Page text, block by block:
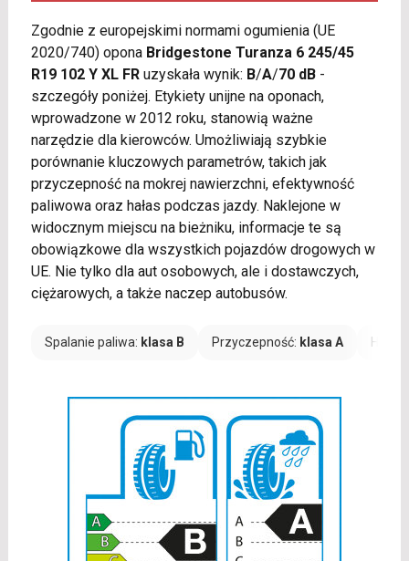
Zgodnie z europejskimi normami ogumienia (UE
2020/740) opona Bridgestone Turanza 6 245/45
R19 102 Y XL FRuzyskała wynik: B/A/70 dB-
szczegóły poniżej. Etykiety unijne na oponach,
wprowadzone w 2012 roku, stanowią ważne
narzędzie dla kierowców. Umożliwiają szybkie
porównanie kluczowych parametrów, takich jak
przyczepność na mokrej nawierzchni, efektywność
paliwowa oraz hałas podczas jazdy. Naklejone w
widocznym miejscu na bieżniku, informacje te są
obowiązkowe dla wszystkich pojazdów drogowych w
UE. Nie tylko dla aut osobowych, ale i dostawczych,
ciężarowych, a także naczep autobusów.
Spalanie paliwa: klasa B Przyczepność: klasa A Hałas: